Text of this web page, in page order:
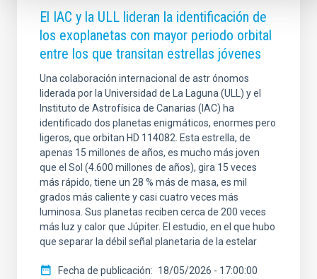
El IAC y la ULL lideran la identificación de
los exoplanetas con mayor periodo orbital
entre los que transitan estrellas jóvenes
Una colaboración internacional de astr ónomos
liderada por la Universidad de La Laguna (ULL) y el
Instituto de Astrofísica de Canarias (IAC) ha
identificado dos planetas enigmáticos, enormes pero
ligeros, que orbitan HD 114082. Esta estrella, de
apenas 15 millones de años, es mucho más joven
que el Sol (4.600 millones de años), gira 15 veces
más rápido, tiene un 28 % más de masa, es mil
grados más caliente y casi cuatro veces más
luminosa. Sus planetas reciben cerca de 200 veces
más luz y calor que Júpiter. El estudio, en el que hubo
que separar la débil señal planetaria de la estelar
Fecha de publicación 18/05/2026 - 17:00:00